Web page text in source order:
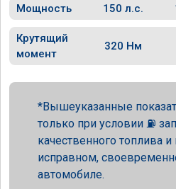
Мощность 150 л.с.
Крутящий
момент
320 Нм
Вышеуказанные
только при условии ⛽
качественного топлива
исправном,
автомобиле.